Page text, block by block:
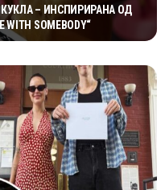
– ИНСПИРИРАНА ОД
SOMEBODY“